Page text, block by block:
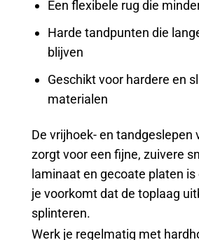
Een flexibele rug die
Harde tandpunten die
blijven
Geschikt voor hardere en
materialen
De vrijhoek- en tandgeslepen
zorgt voor een fijne, zuivere
laminaat en gecoate platen
je voorkomt dat de toplaag
splinteren.
Werk je regelmatig met